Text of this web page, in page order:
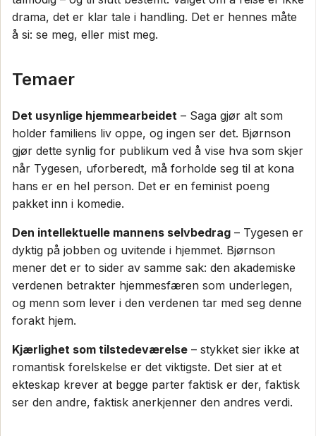
drama, det er klar tale i handling. Det er hennes måte
å si: se meg, eller mist meg.
Temaer
Det usynlige hjemmearbeidet – Saga gjør alt som
holder familiens liv oppe, og ingen ser det. Bjørnson
gjør dette synlig for publikum ved å vise hva som skjer
når Tygesen, uforberedt, må forholde seg til at kona
hans er en hel person. Det er en feminist poeng
pakket inn i komedie.
Den intellektuelle mannens selvbedrag – Tygesen er
dyktig på jobben og uvitende i hjemmet. Bjørnson
mener det er to sider av samme sak: den akademiske
verdenen betrakter hjemmesfæren som underlegen,
og menn som lever i den verdenen tar med seg denne
forakt hjem.
Kjærlighet som tilstedeværelse – stykket sier ikke at
romantisk forelskelse er det viktigste. Det sier at et
ekteskap krever at begge parter faktisk er der, faktisk
ser den andre, faktisk anerkjenner den andres verdi.